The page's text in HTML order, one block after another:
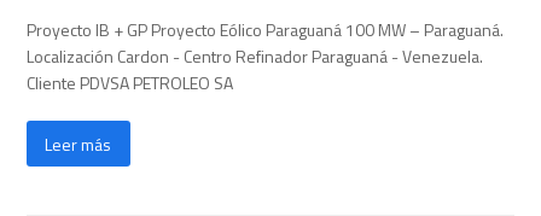
Proyecto IB + GP Proyecto Eólico Paraguaná 100 MW – Paraguaná.
Localización Cardon - Centro Refinador Paraguaná - Venezuela.
Cliente PDVSA PETROLEO SA
Leer más